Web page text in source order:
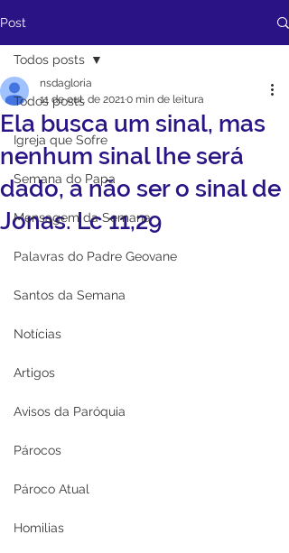
Post
Todos posts
Igreja que Sofre
Semana do Papa
Mensagem da Semana
Palavras do Padre Geovane
Santos da Semana
Notícias
Artigos
Avisos da Paróquia
Párocos
Pároco Atual
Homilias
Todos posts
Ela busca um sinal, mas
nenhum sinal lhe será
dado, a não ser o sinal de
Jonas. Lc 11,29
nsdagloria
11 de out. de 20210 min de leitura